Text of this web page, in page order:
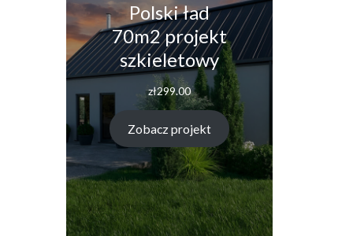
Polski ład
70m2 projekt
szkieletowy
zł299.00
Zobacz projekt